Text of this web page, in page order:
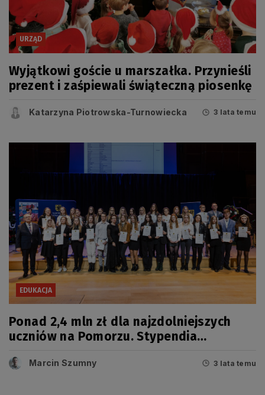
URZĄD
Wyjątkowi goście u marszałka. Przynieśli
prezent i zaśpiewali świąteczną piosenkę
Katarzyna Piotrowska-Turnowiecka 3 lata temu
EDUKACJA
Ponad 2,4 mln zł dla najzdolniejszych
uczniów na Pomorzu. Stypendia
Marcin Szumny 3 lata temu